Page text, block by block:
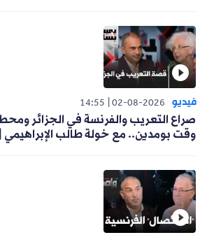
فيديو 02-08-2026
14:55
صراع التعريب والفرنسة في الجزائر
وقت بومدين.. مع خولة طالب الإبراهيمي